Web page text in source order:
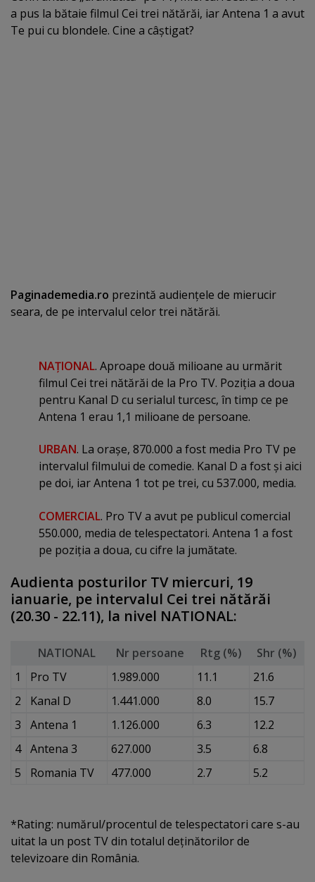
a pus la bătaie filmul Cei trei nătărăi, iar Antena 1 a avut
Te pui cu blondele. Cine a câştigat?
Paginademedia.ro prezintă audienţele de mierucir
seara, de pe intervalul celor trei nătărăi.
NAŢIONAL. Aproape două milioane au urmărit
filmul Cei trei nătărăi de la Pro TV. Poziţia a doua
pentru Kanal D cu serialul turcesc, în timp ce pe
Antena 1 erau 1,1 milioane de persoane.
URBAN. La oraşe, 870.000 a fost media Pro TV pe
intervalul filmului de comedie. Kanal D a fost şi aici
pe doi, iar Antena 1 tot pe trei, cu 537.000, media.
COMERCIAL. Pro TV a avut pe publicul comercial
550.000, media de telespectatori. Antena 1 a fost
pe poziţia a doua, cu cifre la jumătate.
Audienta posturilor TV miercuri, 19
ianuarie, pe intervalul Cei trei nătărăi
(20.30 - 22.11), la nivel NATIONAL:
NATIONAL Nr persoane Rtg (%)
Shr (%)
1
Pro TV 1.989.000 11.1
21.6
2
Kanal D 1.441.000 8.0
15.7
3
Antena 1 1.126.000 6.3
12.2
4
Antena 3 627.000 3.5
6.8
5
Romania TV 477.000 2.7 5.2
*Rating: numărul/procentul de telespectatori care s-au
uitat la un post TV din totalul deţinătorilor de
televizoare din România.